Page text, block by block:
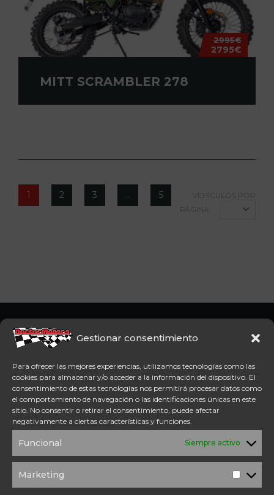
Gestionar consentimiento
Para ofrecer las mejores experiencias, utilizamos tecnologías como las
cookies para almacenar y/o acceder a la información del dispositivo. El
consentimiento de estas tecnologías nos permitirá procesar datos como
el comportamiento de navegación o las identificaciones únicas en este
sitio. No consentir o retirar el consentimiento, puede afectar
negativamente a ciertas características y funciones.
Funcional Siempre activo
Marketing
2995€
2795€
MITT SCRAMBLER 278
1 2 3 … 5
VEHÍCULOS POR
PÁGINA:
CFMoto Y Mitt. Estamos en
técnico oficial Mitt y CFMoto.
Tel: 654 98 23 30
ACCESO DIRECTO
TÉRMINOS Y
CONDICIONES
COOKIES